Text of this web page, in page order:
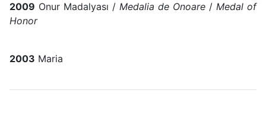
2009 Onur Madalyası / Medalia de Onoare / Medal of
Honor
2003 Maria